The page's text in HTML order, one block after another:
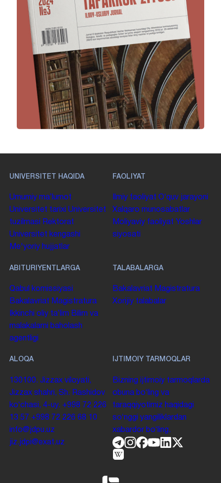
UNIVERSITET HAQIDA
Umumiy maʼlumot
Universitet tarixi Universitet
tuzilmasi
Rektorat
Universitet kengashi
Me'yoriy hujjatlar
FAOLIYAT
Ilmiy faoliyat Oʻquv jarayoni
Xalqaro munosabatlar
Moliyaviy faoliyat Yoshlar
siyosati
ABITURIYENTLARGA
Qabul komissiyasi
Bakalavriat Magistratura
Ikkinchi oliy taʼlim Bilim va
malakalarni baholash
agentligi
TALABALARGA
Bakalavriat Magistratura
Xorijiy talabalar
ALOQA
130100. Jizzax viloyati,
Jizzax shahri, Sh. Rashidov
koʻchasi, 4-uy. +998 72 226
13 57 +998 72 226 68 10
info@jdpu.uz
jiz.jdpi@exat.uz
IJTIMOIY TARMOQLAR
Bizning ijtimoiy tarmoqlarda
obuna boʻling va
taraqqiyotimiz haqidagi
soʻnggi yangiliklardan
xabardor boʻling.